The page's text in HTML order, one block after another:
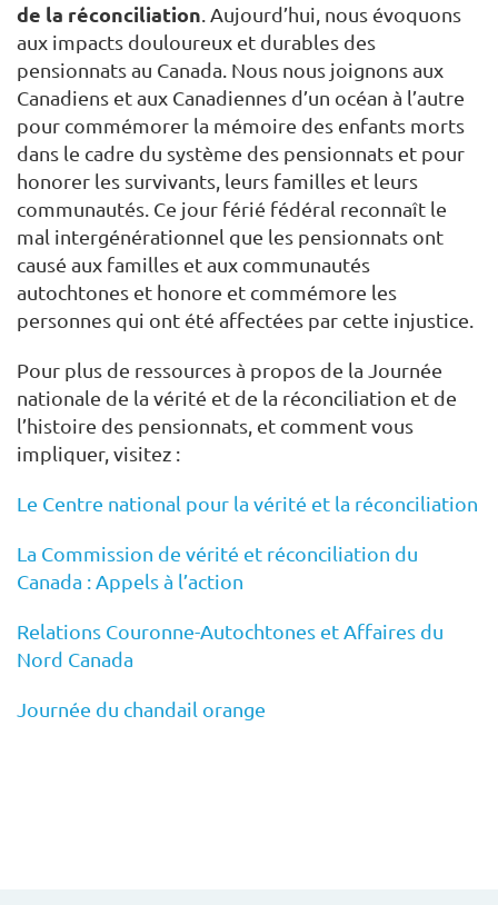
de la réconciliation . Aujourd’hui, nous évoquons
aux impacts douloureux et durables des
pensionnats au Canada. Nous nous joignons aux
Canadiens et aux Canadiennes d’un océan à l’autre
pour commémorer la mémoire des enfants morts
dans le cadre du système des pensionnats et pour
honorer les survivants, leurs familles et leurs
communautés. Ce jour férié fédéral reconnaît le
mal intergénérationnel que les pensionnats ont
causé aux familles et aux communautés
autochtones et honore et commémore les
personnes qui ont été affectées par cette injustice.
Pour plus de ressources à propos de la Journée
nationale de la vérité et de la réconciliation et de
l’histoire des pensionnats, et comment vous
impliquer, visitez :
Le Centre national pour la vérité et la réconciliation
La Commission de vérité et réconciliation du
Canada : Appels à l’action
Relations Couronne-Autochtones et Affaires du
Nord Canada
Journée du chandail orange